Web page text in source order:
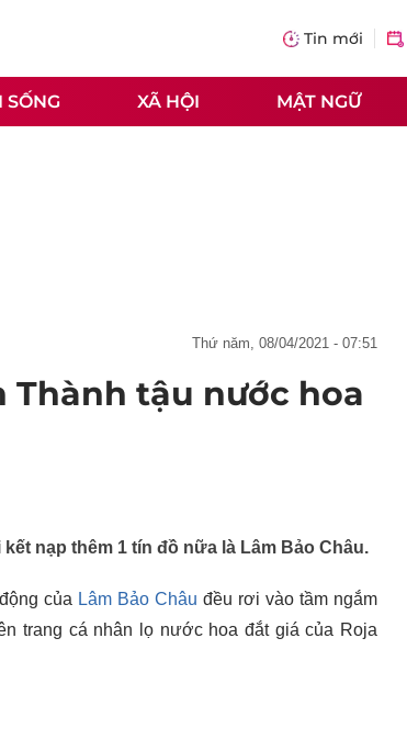
Tin mới
SỐNG XÃ HỘI MẬT NGỮ
thứ năm, 08/04/2021 - 07:51
Thành tậu nước hoa
nạp thêm 1 tín đồ nữa là Lâm Bảo Châu.
của Lâm Bảo Châu đều rơi vào tầm ngắm
trang cá nhân lọ nước hoa đắt giá của Roja